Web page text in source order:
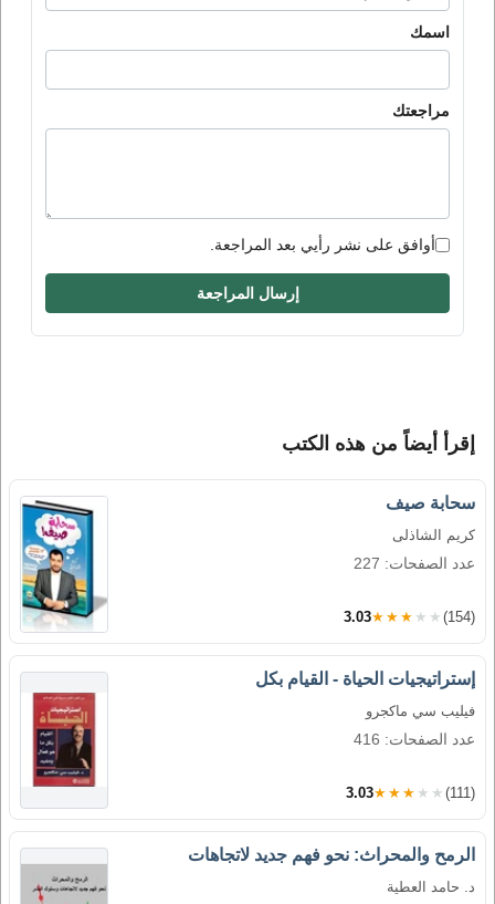
اسمك
مراجعتك
أوافق على نشر رأيي بعد المراجعة.
إرسال المراجعة
إقرأ أيضاً من هذه الكتب
سحابة صيف
كريم الشاذلى
عدد الصفحات: 227
3.03★★★★★ (154)
إستراتيجيات الحياة - القيام بكل
فيليب سي ماكجرو
عدد الصفحات: 416
3.03★★★★★ (111)
الرمح والمحراث: نحو فهم جديد لاتجاهات
د. حامد العطية